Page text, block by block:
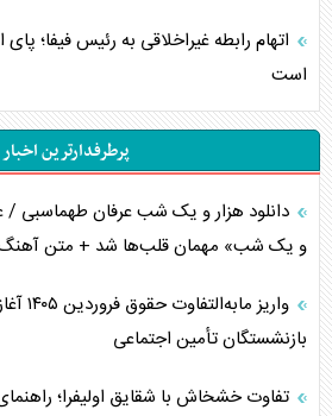
اتهام رابطه غیراخلاقی به رئیس فیفا؛
است
پرطرفدارترین اخبار
دانلود هزار و یک شب عرفان طهماسبی /
و یک شب» مهمان قلب‌ها شد + متن
واریز
بازنشستگان تأمین اجتماعی
تفاوت خشخاش با شقایق اولیفرا؛